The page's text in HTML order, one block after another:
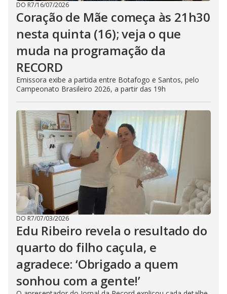
DO R7/16/07/2026
Coração de Mãe começa às 21h30
nesta quinta (16); veja o que
muda na programação da
RECORD
Emissora exibe a partida entre Botafogo e Santos, pelo
Campeonato Brasileiro 2026, a partir das 19h
DO R7/07/03/2026
Edu Ribeiro revela o resultado do
quarto do filho caçula, e
agradece: ‘Obrigado a quem
sonhou com a gente!’